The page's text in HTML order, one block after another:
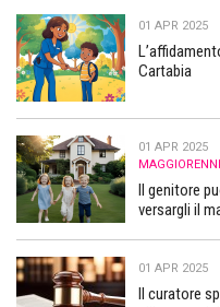
01 APR 2025
Cartabia
01 APR 2025
MAGGIORENNI
Il genitore
versargli il
01 APR 2025
Il curatore